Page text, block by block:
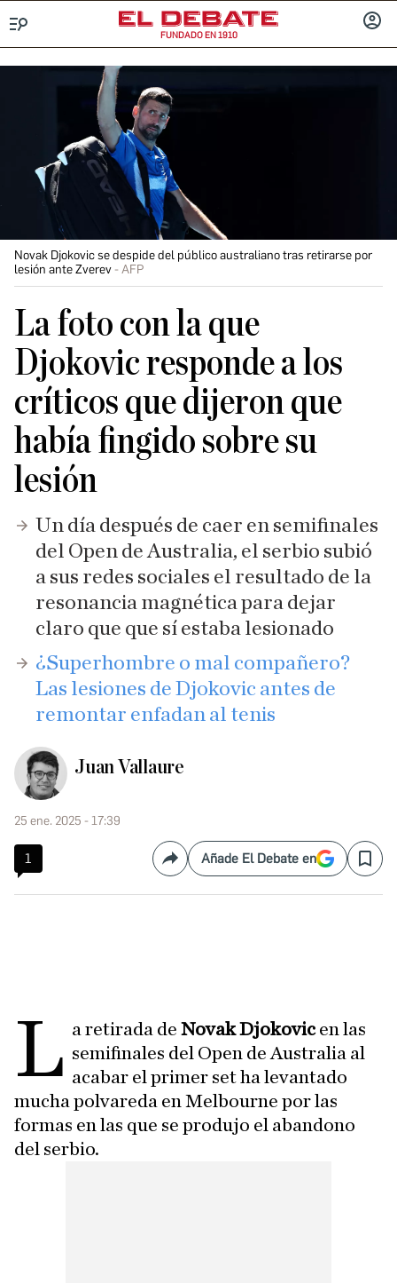
FUNDADO EN 1910
Novak Djokovic se despide del público australiano tras retirarse por
lesión ante Zverev
AFP
La foto con la que
Djokovic responde a los
críticos que dijeron que
había fingido sobre su
lesión
Un día después de caer en semifinales
del Open de Australia, el serbio subió
a sus redes sociales el resultado de la
resonancia magnética para dejar
claro que que sí estaba lesionado
¿Superhombre o mal compañero?
Las lesiones de Djokovic antes de
remontar enfadan al tenis
Juan Vallaure
25 ene. 2025 - 17:39
1 CompartirAñade El Debate en Save
L a retirada deNovak Djokovicen las
semifinales del Open de Australia al
acabar el primer set ha levantado
mucha polvareda en Melbourne por las
formas en las que se produjo el abandono
del serbio.